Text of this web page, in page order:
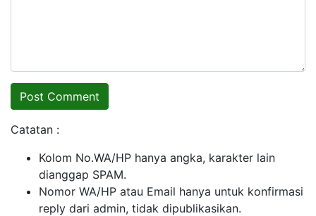
Catatan :
Kolom No.WA/HP hanya angka, karakter lain
dianggap SPAM.
Nomor WA/HP atau Email hanya untuk konfirmasi
reply dari admin, tidak dipublikasikan.